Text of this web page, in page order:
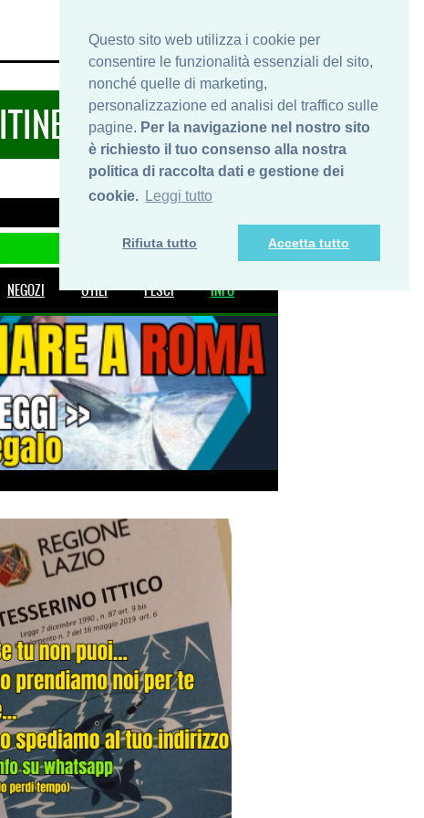
Questo sito web utilizza i cookie per
consentire le funzionalità essenziali del sito,
nonché quelle di marketing,
personalizzazione ed analisi del traffico sulle
pagine. Per la navigazione nel nostro sito
è richiesto il tuo consenso alla nostra
politica di raccolta dati e gestione dei
cookie. Leggi tutto
Rifiuta tutto Accetta tutto
PRIVACY
SHOP
INFO
ITINERARIDIPESCA.IT
NEGOZI UTILI PESCI INFO